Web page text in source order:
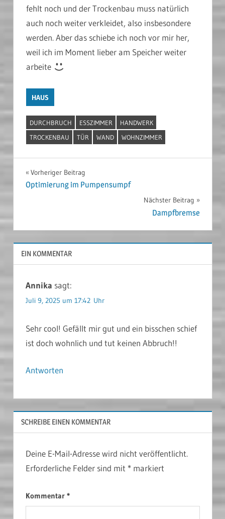
fehlt noch und der Trockenbau muss natürlich
auch noch weiter verkleidet, also insbesondere
werden. Aber das schiebe ich noch vor mir her,
weil ich im Moment lieber am Speicher weiter
arbeite
HAUS
DURCHBRUCH ESSZIMMER
HANDWERK
TROCKENBAU
TÜR WAND WOHNZIMMER
Beitragsnavigation
Vorheriger Beitrag
Optimierung im Pumpensumpf
Nächster Beitrag
Dampfbremse
EIN KOMMENTAR
Annika sagt:
Juli 9, 2025 um 17:42 Uhr
Sehr cool! Gefällt mir gut und ein bisschen schief
ist doch wohnlich und tut keinen Abbruch!!
Antworten
SCHREIBE EINEN KOMMENTAR
Deine E-Mail-Adresse wird nicht veröffentlicht.
Erforderliche Felder sind mit *markiert
Kommentar *